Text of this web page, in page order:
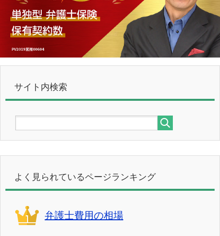
サイト内検索
よく見られているページランキング
弁護士費用の相場